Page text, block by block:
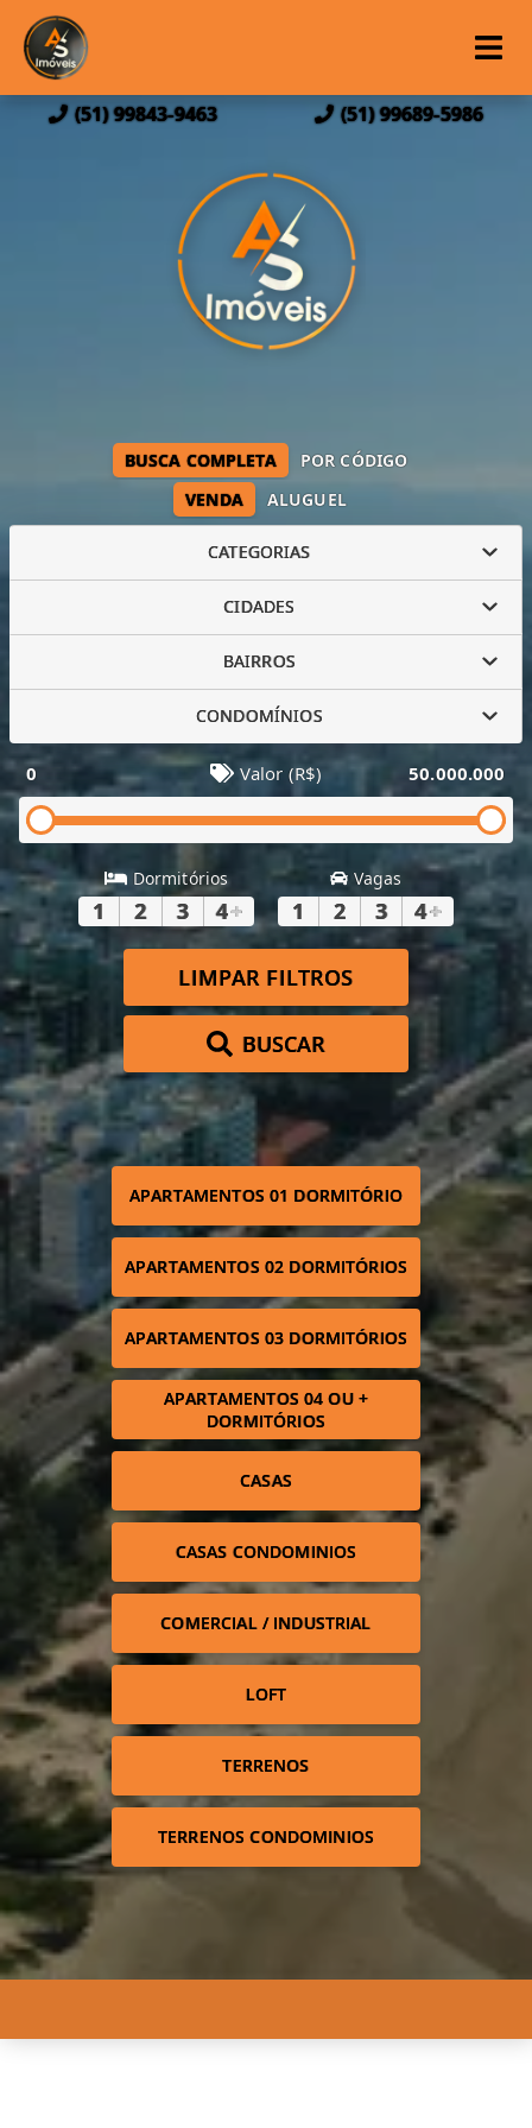
(51) 99843-9463 (51) 99689-5986
VENDA ALUGUEL
BUSCA COMPLETA POR CÓDIGO
CATEGORIAS
CIDADES
BAIRROS
CONDOMÍNIOS
0 Valor (R$) 50.000.000
Dormitórios
1 2 3 4+
Vagas
1 2 3 4+
LIMPAR FILTROS
BUSCAR
APARTAMENTOS 01 DORMITÓRIO
APARTAMENTOS 02 DORMITÓRIOS
APARTAMENTOS 03 DORMITÓRIOS
APARTAMENTOS 04 OU +
DORMITÓRIOS
CASAS
CASAS CONDOMINIOS
COMERCIAL / INDUSTRIAL
LOFT
TERRENOS
TERRENOS CONDOMINIOS